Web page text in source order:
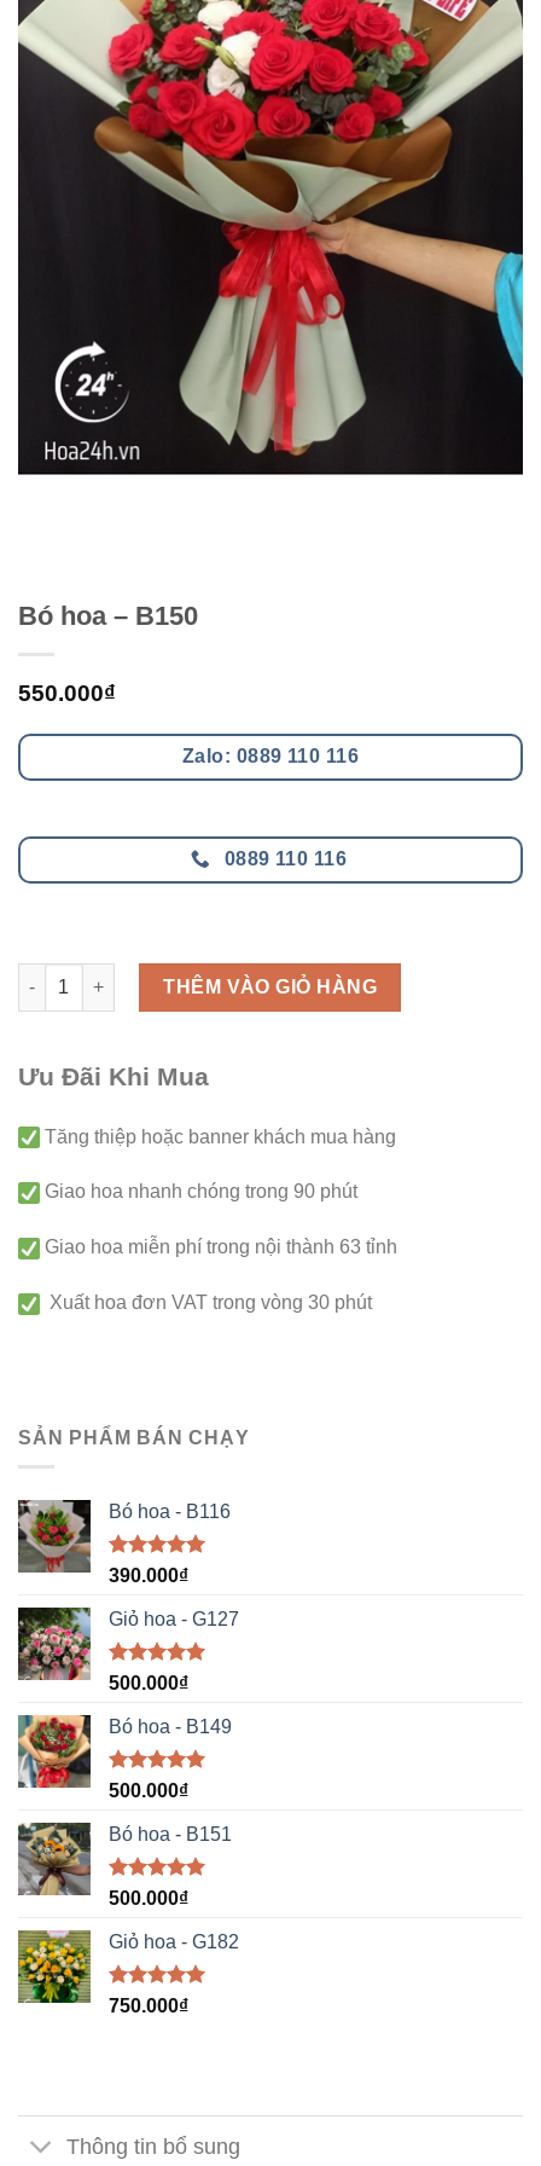
Bó hoa – B150
550.000₫
Zalo: 0889 110 116
0889 110 116
Bó hoa - B150 số lượng
THÊM VÀO GIỎ HÀNG
Ưu Đãi Khi Mua
Tăng thiệp hoặc banner khách mua hàng
Giao hoa nhanh chóng trong 90 phút
Giao hoa miễn phí trong nội thành 63 tỉnh
Xuất hoa đơn VAT trong vòng 30 phút
SẢN PHẨM BÁN CHẠY
Bó hoa - B116
Được xếp
5 sao
390.000₫
Giỏ hoa - G127
Được xếp
5 sao
500.000₫
Bó hoa - B149
Được xếp
5 sao
500.000₫
Bó hoa - B151
Được xếp
5 sao
500.000₫
Giỏ hoa - G182
Được xếp
750.000₫
Thông tin bổ sung